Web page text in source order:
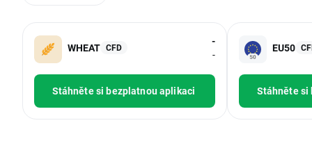
WHEAT CFD
-
-
Stáhněte si bezplatnou aplikaci
EU50
Stáhněte